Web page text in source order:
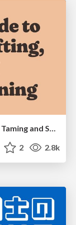
PHPer's Guide to Daemon Crafting Taming and Summoning
2 2.8k